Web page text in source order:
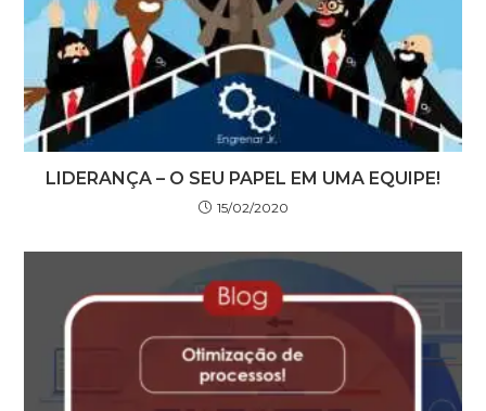
LIDERANÇA – O SEU PAPEL EM UMA EQUIPE!
15/02/2020